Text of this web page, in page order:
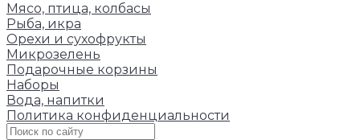
Мясо, птица, колбасы
Рыба, икра
Орехи и сухофрукты
Микрозелень
Подарочные корзины
Наборы
Вода, напитки
Политика конфиденциальности